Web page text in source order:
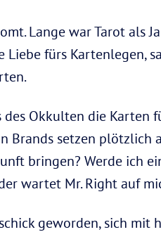
Lange war Tarot als
fürs Kartenlegen,
des Okkulten die Karten
Brands setzen plötzlich
bringen? Werde ich
wartet Mr. Right auf
geworden, sich mit